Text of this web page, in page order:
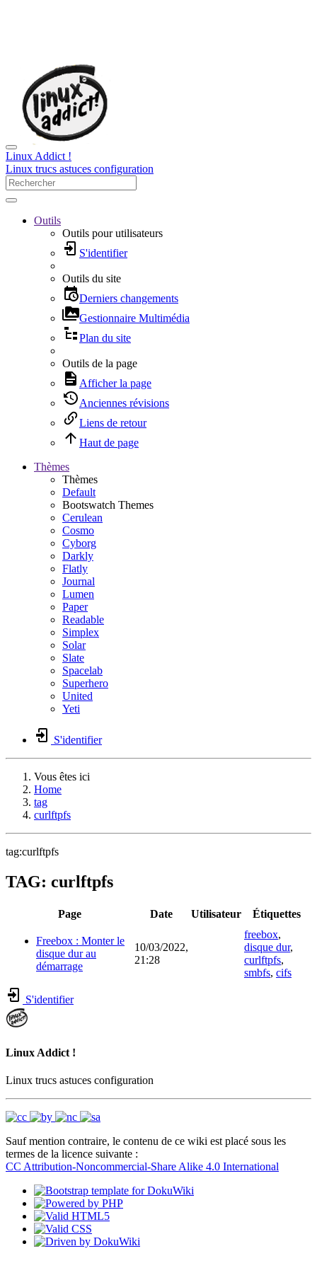
Linux Addict !
Linux trucs astuces configuration
Outils
Outils pour utilisateurs
S'identifier
Outils du site
Derniers changements
Gestionnaire Multimédia
Plan du site
Outils de la page
Afficher la page
Anciennes révisions
Liens de retour
Haut de page
Thèmes
Thèmes
Default
Bootswatch Themes
Cerulean
Cosmo
Cyborg
Darkly
Flatly
Journal
Lumen
Paper
Readable
Simplex
Solar
Slate
Spacelab
Superhero
United
Yeti
S'identifier
Vous êtes ici
Home
tag
curlftpfs
tag:curlftpfs
TAG: curlftpfs
Page Date Utilisateur Étiquettes
Freebox : Monter le
disque dur au
démarrage
10/03/2022,
21:28
freebox,
disque dur,
curlftpfs,
smbfs, cifs
S'identifier
Linux Addict !
Linux trucs astuces configuration
Sauf mention contraire, le contenu de ce wiki est placé sous les
termes de la licence suivante :
CC Attribution-Noncommercial-Share Alike 4.0 International